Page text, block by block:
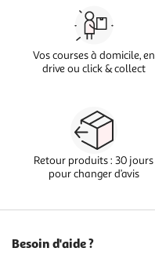
Vos courses à domicile, en
drive ou click & collect
Retour produits : 30 jours
pour changer d’avis
Besoin d'aide ?